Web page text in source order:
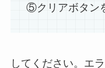
⑤クリアボタン
してください。エ